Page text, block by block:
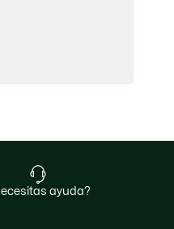
¿necesitas ayuda?